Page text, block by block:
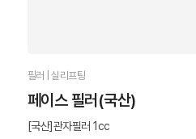
필러 | 실리프팅
페이스 필러(국산)
[국산]관자필러 1cc